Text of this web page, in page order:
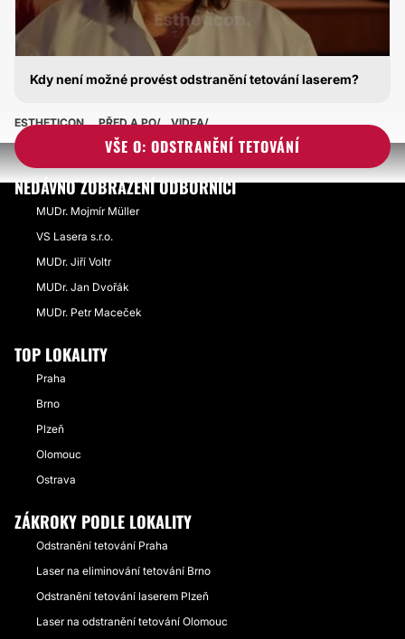
Kdy není možné provést odstranění tetování laserem?
VŠE O: ODSTRANĚNÍ TETOVÁNÍ
ESTHETICON PŘED A PO VIDEA
NEDÁVNO ZOBRAZENÍ ODBORNÍCI
MUDr. Mojmír Müller
VS Lasera s.r.o.
MUDr. Jiří Voltr
MUDr. Jan Dvořák
MUDr. Petr Maceček
TOP LOKALITY
Praha
Brno
Plzeň
Olomouc
Ostrava
ZÁKROKY PODLE LOKALITY
Odstranění tetování Praha
Laser na eliminování tetování Brno
Odstranění tetování laserem Plzeň
Laser na odstranění tetování Olomouc